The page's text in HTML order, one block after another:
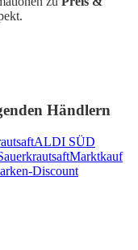
Händlern
ALDI SÜD
Marktkauf
Discount